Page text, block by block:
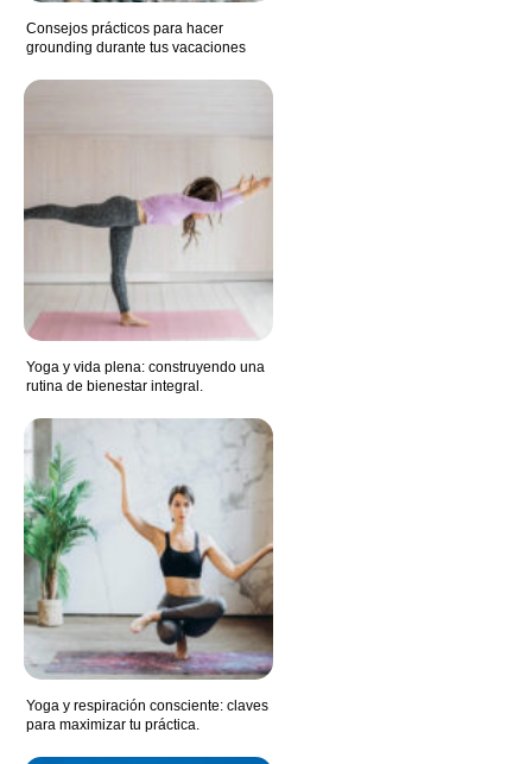
Consejos prácticos para hacer
grounding durante tus vacaciones
Yoga y vida plena: construyendo una
rutina de bienestar integral.
Yoga y respiración consciente: claves
para maximizar tu práctica.